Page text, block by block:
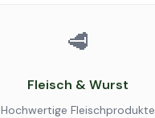
🥩
Fleisch & Wurst
Hochwertige Fleischprodukte